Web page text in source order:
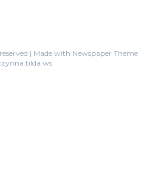
| Made with Newspaper Theme